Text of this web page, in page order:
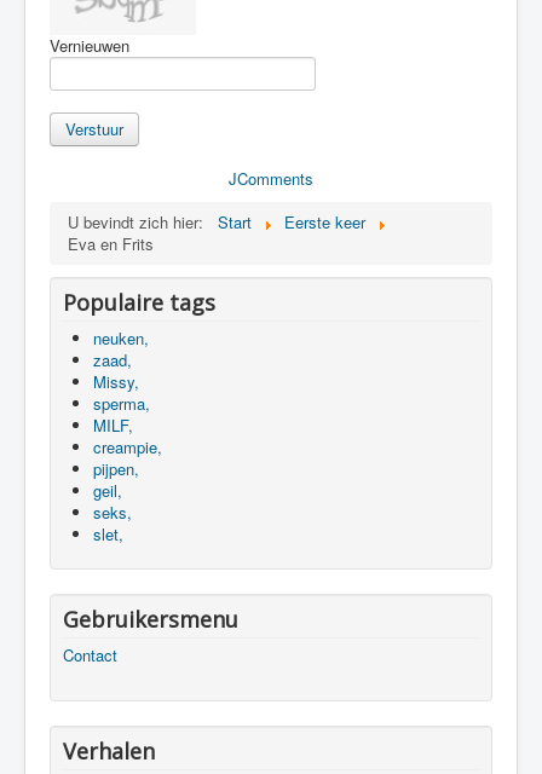
Vernieuwen
Verstuur
JComments
U bevindt zich hier:
Start
Eerste keer
Eva en Frits
Populaire tags
neuken,
zaad,
Missy,
sperma,
MILF,
creampie,
pijpen,
geil,
seks,
slet,
Gebruikersmenu
Contact
Verhalen